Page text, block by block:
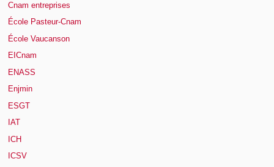
Cnam entreprises
École Pasteur-Cnam
École Vaucanson
EICnam
ENASS
Enjmin
ESGT
IAT
ICH
ICSV